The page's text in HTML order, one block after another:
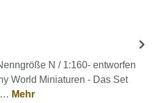
N / 1:160- entworfen
World Miniaturen - Das Set
Mehr